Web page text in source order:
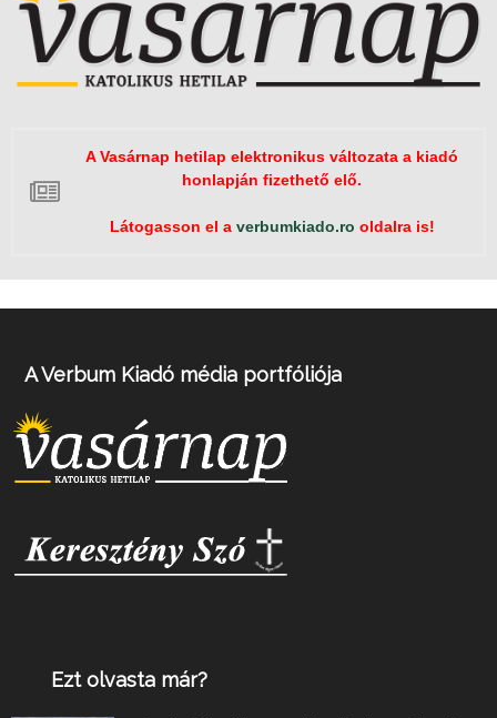
A Vasárnap hetilap elektronikus változata a kiadó
honlapján fizethető elő.
Látogasson el a verbumkiado.ro oldalra is!
A Verbum Kiadó média portfóliója
Ezt olvasta már?